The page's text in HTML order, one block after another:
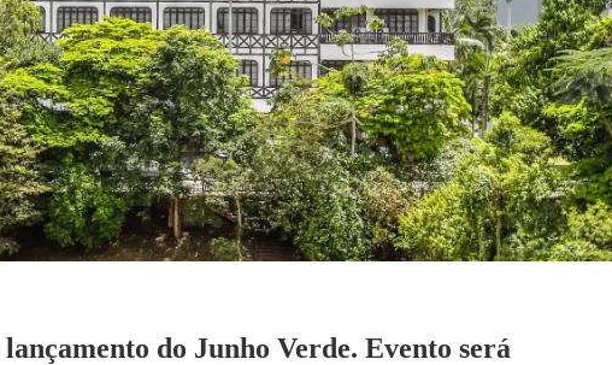
do Junho Verde. Evento será